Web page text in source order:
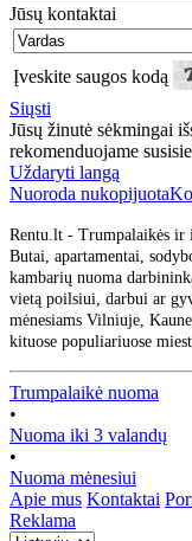
Jūsų kontaktai
Įveskite saugos kodą
Siųsti
Jūsų žinutė sėkmingai
rekomenduojame
Uždaryti langą
Nuoroda nukopijuota
Rentu.lt - Trumpalaikės ir
Butai, apartamentai,
kambarių nuoma
vietą poilsiui, darbui ar
mėnesiams Vilniuje,
kituose populiariuose
Trumpalaikė nuoma
•
Nuoma iki 3 valandų
•
Nuoma mėnesiui
Apie mus Kontaktai
Reklama